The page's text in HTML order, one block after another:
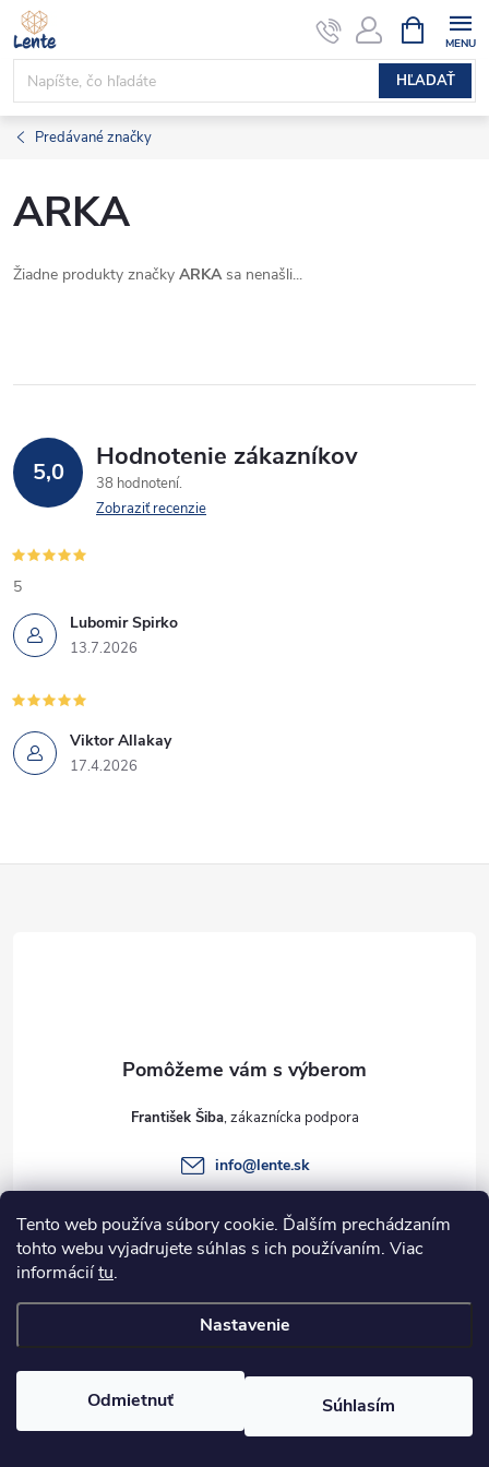
Tento web používa súbory cookie. Ďalším prechádzaním
tohto webu vyjadrujete súhlas s ich používaním. Viac
informáciítu.
Nastavenie
Odmietnuť Súhlasím
Prejsť
na
obsah
HĽADAŤ
KOŠÍK
Predávané značky
ARKA
Žiadne produkty značky ARKAsa nenašli...
5,0 Hodnotenie zákazníkov
38 hodnotení
Zobraziť recenzie
Lubomir Spirko
13.7.2026
5
Viktor Allakay
17.4.2026
e
František Šiba
info@lente.sk
Informácie pre vás
. Všetky práva vyhradené.